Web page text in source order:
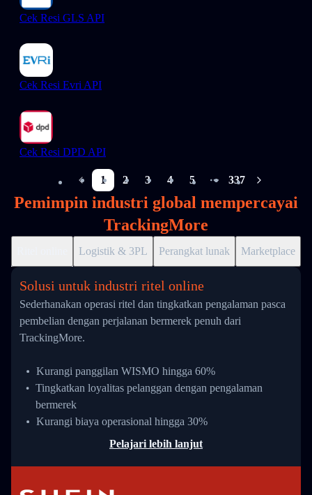
Cek Resi GLS API
Cek Resi Evri API
Cek Resi DPD API
1 2 3 4 5
More pages
337
Pemimpin industri global mempercayai
TrackingMore
Logistik & 3PL Perangkat lunak Marketplace
Solusi untuk industri ritel online
Sederhanakan operasi ritel dan tingkatkan pengalaman pasca
pembelian dengan perjalanan bermerek penuh dari
TrackingMore.
Kurangi panggilan WISMO hingga 60%
Tingkatkan loyalitas pelanggan dengan pengalaman
bermerek
Kurangi biaya operasional hingga 30%
Pelajari lebih lanjut